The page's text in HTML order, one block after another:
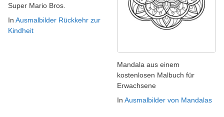
Super Mario Bros.
In Ausmalbilder Rückkehr zur
Kindheit
Mandala aus einem
kostenlosen Malbuch für
Erwachsene
In Ausmalbilder von Mandalas